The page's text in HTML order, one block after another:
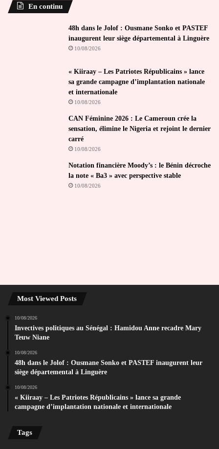
En continu
48h dans le Jolof : Ousmane Sonko et PASTEF
inaugurent leur siège départemental à Linguère
10/08/2026
« Kiiraay – Les Patriotes Républicains » lance
sa grande campagne d’implantation nationale
et internationale
10/08/2026
CAN Féminine 2026 : Le Cameroun crée la
sensation, élimine le Nigeria et rejoint le dernier
carré
10/08/2026
Notation financière Moody’s : le Bénin décroche
la note « Ba3 » avec perspective stable
10/08/2026
Most Viewed Posts
10/08/2026
Invectives politiques au Sénégal : Hamidou Anne recadre Mary
Teuw Niane
10/08/2026
48h dans le Jolof : Ousmane Sonko et PASTEF inaugurent leur
siège départemental à Linguère
10/08/2026
« Kiiraay – Les Patriotes Républicains » lance sa grande
campagne d’implantation nationale et internationale
Tags